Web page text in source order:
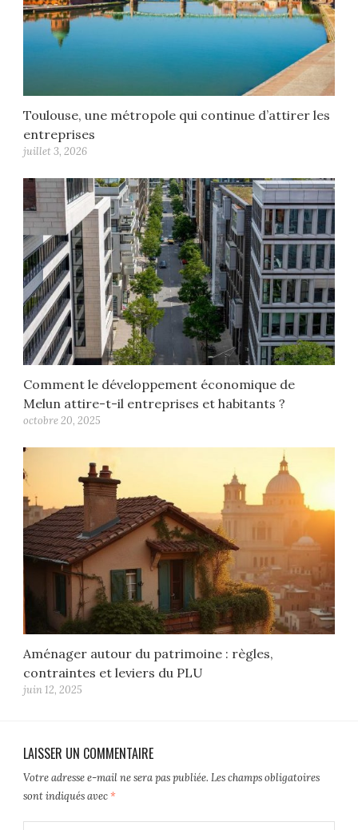
Toulouse, une métropole qui continue d’attirer les
entreprises
juillet 3, 2026
Comment le développement économique de
Melun attire-t-il entreprises et habitants ?
octobre 20, 2025
Aménager autour du patrimoine : règles,
contraintes et leviers du PLU
juin 12, 2025
LAISSER UN COMMENTAIRE
Votre adresse e-mail ne sera pas publiée. Les champs obligatoires
sont indiqués avec*